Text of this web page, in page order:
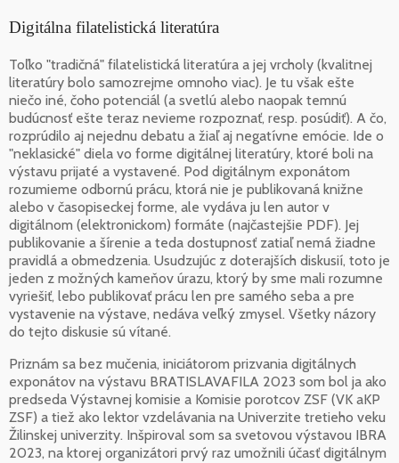
Digitálna filatelistická literatúra
Toľko "tradičná" filatelistická literatúra a jej vrcholy (kvalitnej
literatúry bolo samozrejme omnoho viac). Je tu však ešte
niečo iné, čoho potenciál (a svetlú alebo naopak temnú
budúcnosť ešte teraz nevieme rozpoznať, resp. posúdiť). A čo,
rozprúdilo aj nejednu debatu a žiaľ aj negatívne emócie. Ide o
"neklasické" diela vo forme digitálnej literatúry, ktoré boli na
výstavu prijaté a vystavené. Pod digitálnym exponátom
rozumieme odbornú prácu, ktorá nie je publikovaná knižne
alebo v časopiseckej forme, ale vydáva ju len autor v
digitálnom (elektronickom) formáte (najčastejšie PDF). Jej
publikovanie a šírenie a teda dostupnosť zatiaľ nemá žiadne
pravidlá a obmedzenia. Usudzujúc z doterajších diskusií, toto je
jeden z možných kameňov úrazu, ktorý by sme mali rozumne
vyriešiť, lebo publikovať prácu len pre samého seba a pre
vystavenie na výstave, nedáva veľký zmysel. Všetky názory
do tejto diskusie sú vítané.
Priznám sa bez mučenia, iniciátorom prizvania digitálnych
exponátov na výstavu BRATISLAVAFILA 2023 som bol ja ako
predseda Výstavnej komisie a Komisie porotcov ZSF (VK aKP
ZSF) a tiež ako lektor vzdelávania na Univerzite tretieho veku
Žilinskej univerzity. Inšpiroval som sa svetovou výstavou IBRA
2023, na ktorej organizátori prvý raz umožnili účasť digitálnym